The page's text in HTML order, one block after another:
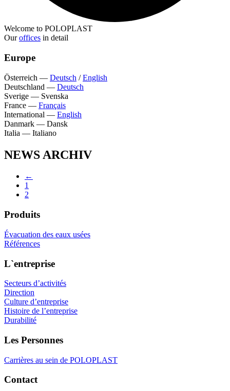
Welcome to POLOPLAST
Ouroffices in detail
Europe
Österreich — Deutsch /English
Deutschland — Deutsch
Sverige — Svenska
France — Français
International — English
Danmark — Dansk
Italia — Italiano
NEWS ARCHIV
←
1
2
Produits
Évacuation des eaux usées
Références
L`entreprise
Secteurs d’activités
Direction
Culture d’entreprise
Histoire de l’entreprise
Durabilité
Les Personnes
Carrières au sein de POLOPLAST
Contact